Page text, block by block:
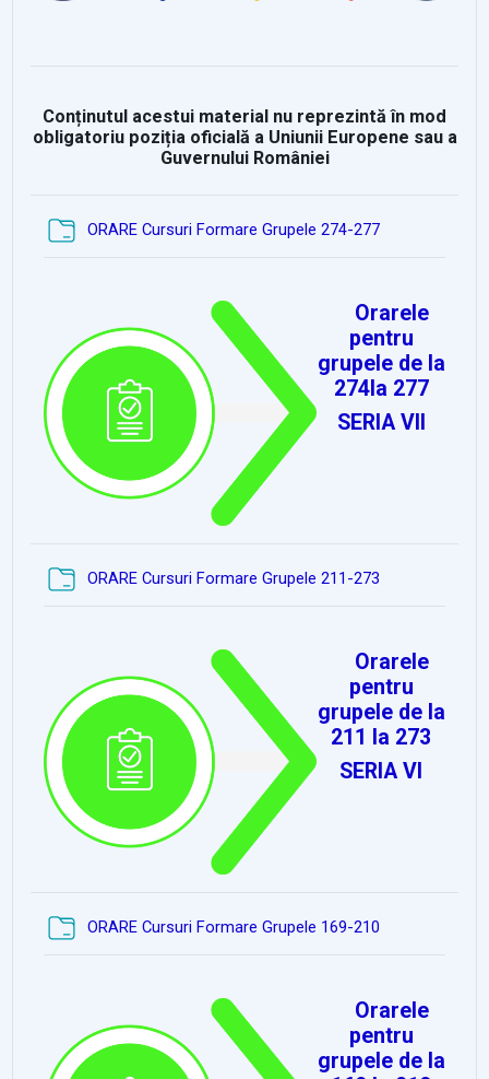
Conținutul acestui material nu reprezintă în mod
obligatoriu poziția oficială a Uniunii Europene sau a
Guvernului României
ORARE Cursuri Formare Grupele 274-277Dosar
Orarele
pentru
grupele de la
274la 277
SERIA VII
ORARE Cursuri Formare Grupele 211-273
Orarele
pentru
grupele de la
211 la 273
SERIA VI
ORARE Cursuri Formare Grupele 169-210
Orarele
pentru
grupele de la